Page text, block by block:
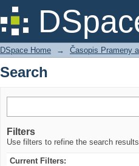
Search
DSpace Home → Časopis Prameny
Search
Filters
Use filters to refine the search
Current Filters: